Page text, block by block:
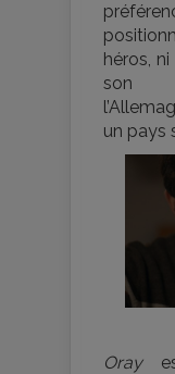
héros,
son
un pays
Oray